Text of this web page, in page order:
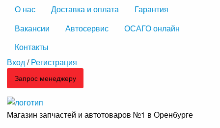
О нас Доставка и оплата
Гарантия
Вакансии
Автосервис
ОСАГО онлайн
Контакты
Вход/ Регистрация
Запрос менеджеру
Магазин запчастей и автотоваров №1 в Оренбурге